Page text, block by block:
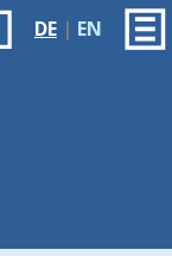
DE| EN